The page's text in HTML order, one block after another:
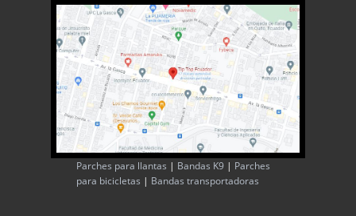
Parches para llantas | Bandas K9 | Parches
para bicicletas | Bandas transportadoras